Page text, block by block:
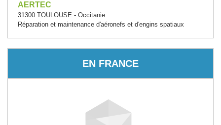
AERTEC
31300 TOULOUSE - Occitanie
Réparation et maintenance d'aéronefs et d'engins spatiaux
EN FRANCE